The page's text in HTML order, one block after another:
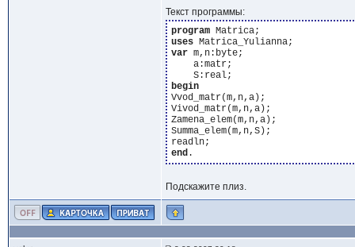
Текст программы:
program
uses
var m,n:byte;
    a:matr;
begin
Vvod_matr(m,n,a);
Vivod_matr(m,n,a);
Zamena_elem(m,n,a);
Summa_elem(m,n,S);
end
Подскажите плиз.